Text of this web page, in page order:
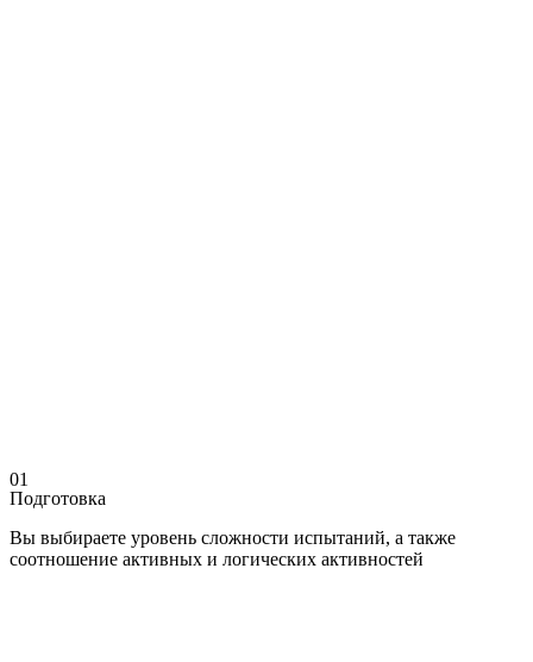
01
Подготовка
Вы выбираете уровень сложности испытаний, а также
соотношение активных и логических активностей